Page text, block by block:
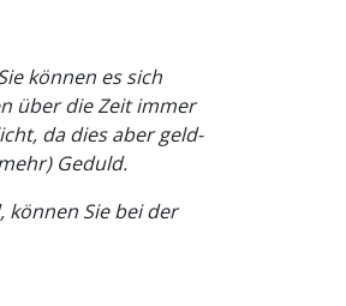
können es sich
über die Zeit immer
da dies aber geld-
Geduld.
können Sie bei der